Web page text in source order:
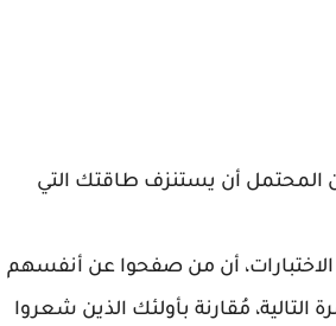
أن يستنزف طاقتك التي
أن من صفحوا عن أنفسهم
مُقارنة بأولئك الذين شعروا